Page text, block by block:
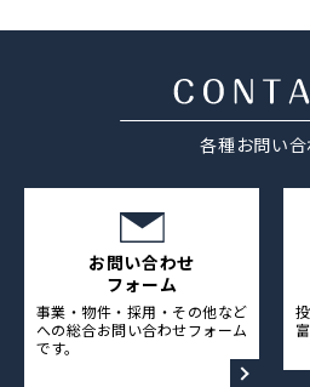
各種お問い合
お問い合わせ
フォーム
事業・物件・採用・その他など
への総合お問い合わせフォーム
です。